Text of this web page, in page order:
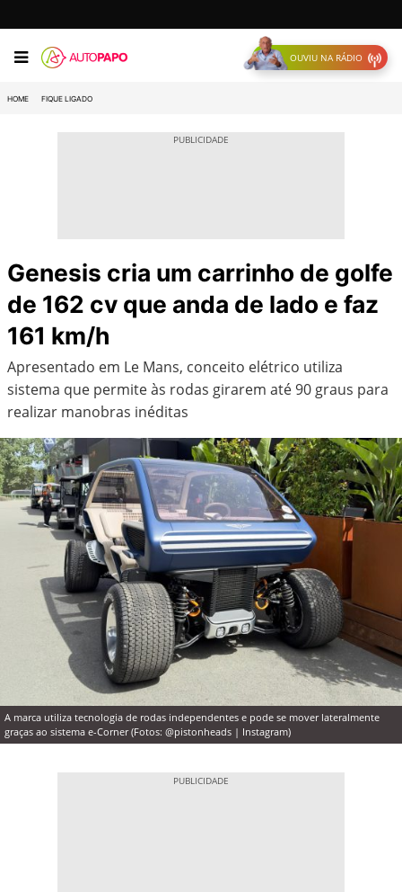
OUVIU NA RÁDIO
HOME FIQUE LIGADO
Genesis cria um carrinho de golfe
de 162 cv que anda de lado e faz
161 km/h
Apresentado em Le Mans, conceito elétrico utiliza
sistema que permite às rodas girarem até 90 graus para
realizar manobras inéditas
A marca utiliza tecnologia de rodas independentes e pode se mover lateralmente
graças ao sistema e-Corner (Fotos: @pistonheads | Instagram)